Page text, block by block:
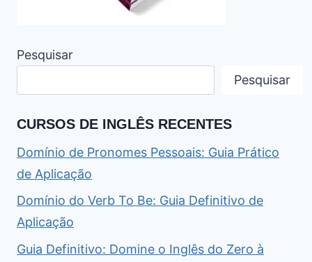
Pesquisar
Pesquisar
CURSOS DE INGLÊS RECENTES
Domínio de Pronomes Pessoais: Guia Prático
de Aplicação
Domínio do Verb To Be: Guia Definitivo de
Aplicação
Guia Definitivo: Domine o Inglês do Zero à